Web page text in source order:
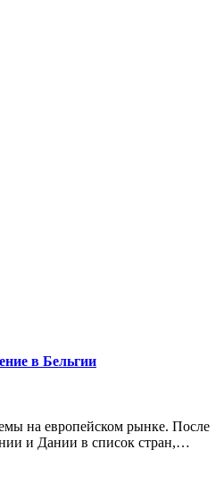
в Бельгии
и Дании в список стран,…